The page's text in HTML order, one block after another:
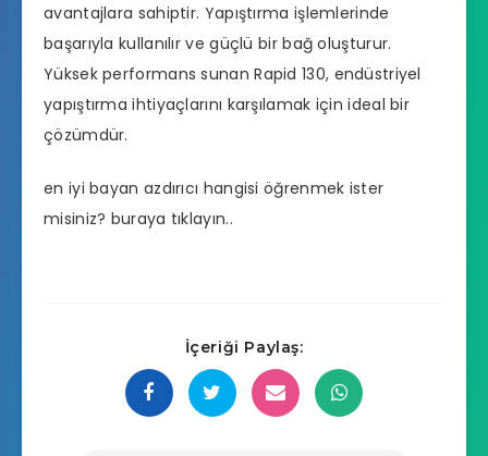
avantajlara sahiptir. Yapıştırma işlemlerinde
başarıyla kullanılır ve güçlü bir bağ oluşturur.
Yüksek performans sunan Rapid 130, endüstriyel
yapıştırma ihtiyaçlarını karşılamak için ideal bir
çözümdür.
en iyi bayan azdırıcı hangisi öğrenmek ister
misiniz? buraya tıklayın..
İçeriği Paylaş: